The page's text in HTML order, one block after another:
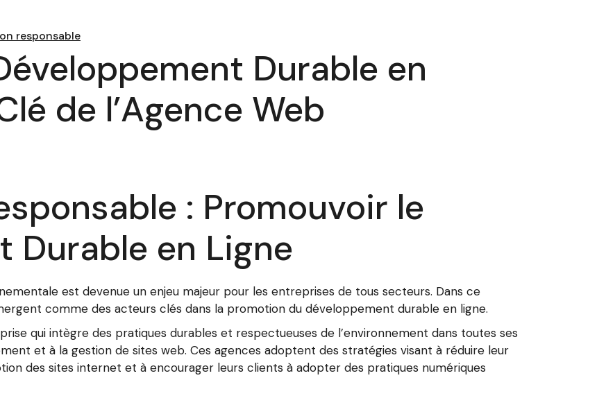
responsable
Durable en
de l’Agence Web
: Promouvoir le
Durable en Ligne
est devenue un enjeu majeur pour les entreprises de tous secteurs. Dans ce
comme des acteurs clés dans la promotion du développement durable en ligne.
qui intègre des pratiques durables et respectueuses de l’environnement dans toutes ses
et à la gestion de sites web. Ces agences adoptent des stratégies visant à réduire leur
des sites internet et à encourager leurs clients à adopter des pratiques numériques